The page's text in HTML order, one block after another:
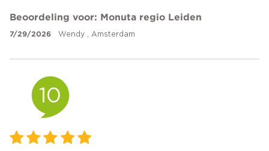
Beoordeling voor: Monuta regio Leiden
7/29/2026 Wendy , Amsterdam
10